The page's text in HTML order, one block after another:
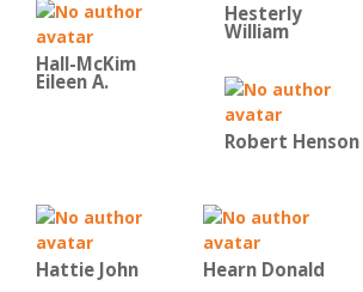
Hall-McKim
Eileen A.
Hesterly
William
Robert Henson
Hattie John Hearn Donald